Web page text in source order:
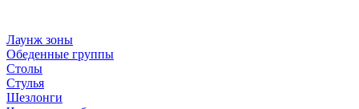
Лаунж зоны
Обеденные группы
Столы
Стулья
Шезлонги